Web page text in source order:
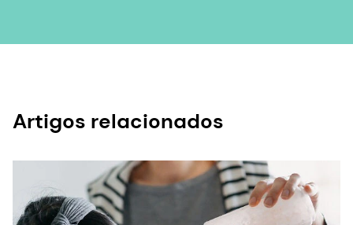
Artigos relacionados